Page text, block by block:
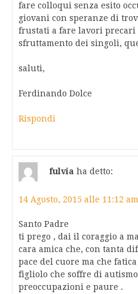
fare colloqui senza esito
giovani con speranze di
frustati a fare lavori precari
sfruttamento dei singoli,
saluti,
Ferdinando Dolce
Rispondi
fulvia ha detto:
14 Agosto, 2015 alle 11:12 am
Santo Padre
ti prego , dai il coraggio a
cara amica che, con tanta
pace del cuore ma che
figliolo che soffre di
preoccupazioni e paure .